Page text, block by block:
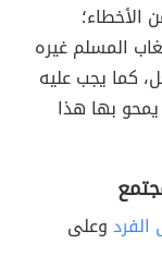
الأخطاء؛
المسلم غيره
كما يجب عليه
يمحو بها هذا
وعلى